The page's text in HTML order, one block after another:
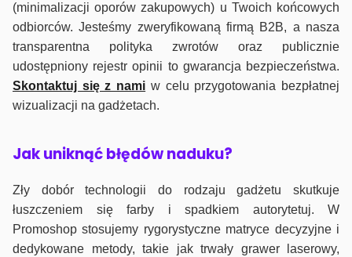
(minimalizacji oporów zakupowych) u Twoich końcowych
odbiorców. Jesteśmy zweryfikowaną firmą B2B, a nasza
transparentna polityka zwrotów oraz publicznie
udostępniony rejestr opinii to gwarancja bezpieczeństwa.
Skontaktuj się z nami w celu przygotowania bezpłatnej
wizualizacji na gadżetach.
Jak uniknąć błędów naduku?
Zły dobór technologii do rodzaju gadżetu skutkuje
łuszczeniem się farby i spadkiem autorytetuj. W
Promoshop stosujemy rygorystyczne matryce decyzyjne i
dedykowane metody, takie jak trwały grawer laserowy,